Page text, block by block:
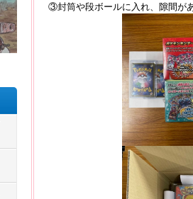
③封筒や段ボールに入れ、隙間が